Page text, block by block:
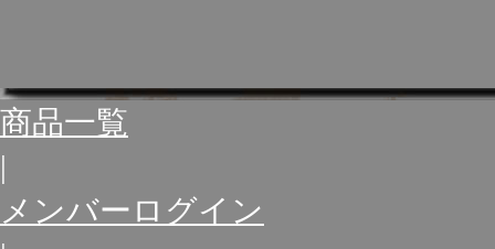
商品一覧
|
メンバーログイン